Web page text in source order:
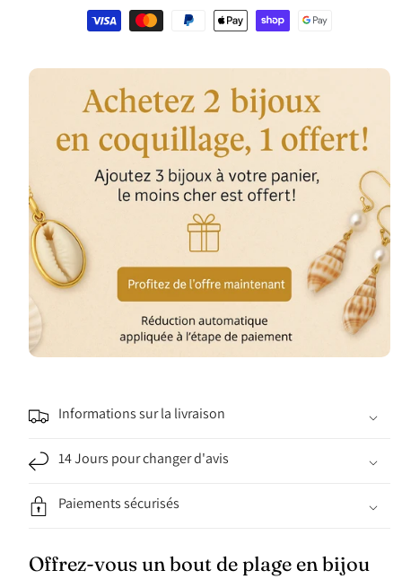
Informations sur la livraison
14 Jours pour changer d'avis
Paiements sécurisés
Offrez-vous un bout de plage en bijou